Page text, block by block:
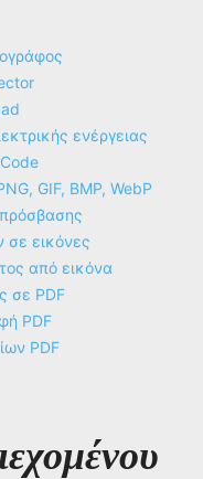
ενέργειας
GIF, BMP, WebP
σε εικόνες
από εικόνα
σε PDF
PDF
PDF